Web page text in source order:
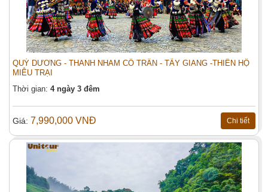
QUÝ DƯƠNG - THANH NHAM CỔ TRẤN - TÂY GIANG -THIÊN HỘ
MIÊU TRẠI
Thời gian: 4 ngày 3 đêm
Giá: 7,990,000 VNĐ Chi tiết
Đặt tour:
THƯỢNG HẢI - Ô TRẤN - HÀNG CHÂU
( Vietjet Air )
Họ tên (*)
Điện thoại: